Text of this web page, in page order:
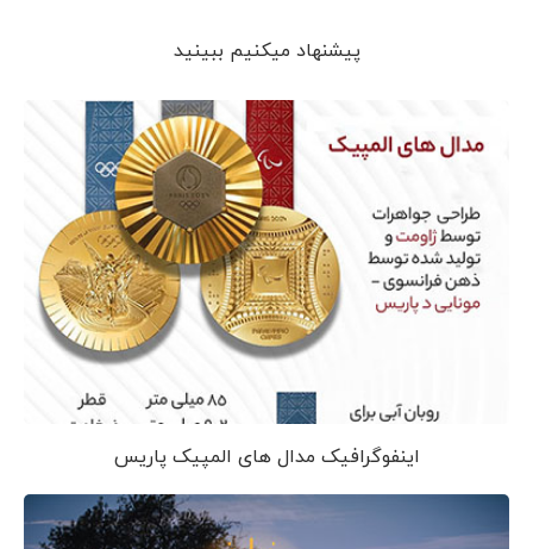
پیشنهاد می‎کنیم ببینید
اینفوگرافیک مدال های المپیک پاریس